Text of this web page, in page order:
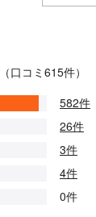
（口コミ615件）
582件
26件
3件
4件
0件